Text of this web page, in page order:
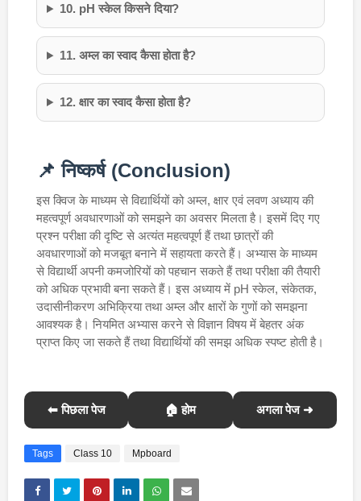
10. pH स्केल किसने दिया?
11. अम्ल का स्वाद कैसा होता है?
12. क्षार का स्वाद कैसा होता है?
📌 निष्कर्ष (Conclusion)
इस क्विज के माध्यम से विद्यार्थियों को अम्ल, क्षार एवं लवण अध्याय की
महत्वपूर्ण अवधारणाओं को समझने का अवसर मिलता है। इसमें दिए गए
प्रश्न परीक्षा की दृष्टि से अत्यंत महत्वपूर्ण हैं तथा छात्रों की
अवधारणाओं को मजबूत बनाने में सहायता करते हैं। अभ्यास के माध्यम
से विद्यार्थी अपनी कमजोरियों को पहचान सकते हैं तथा परीक्षा की तैयारी
को अधिक प्रभावी बना सकते हैं। इस अध्याय में pH स्केल, संकेतक,
उदासीनीकरण अभिक्रिया तथा अम्ल और क्षारों के गुणों को समझना
आवश्यक है। नियमित अभ्यास करने से विज्ञान विषय में बेहतर अंक
प्राप्त किए जा सकते हैं तथा विद्यार्थियों की समझ अधिक स्पष्ट होती है।
⬅ पिछला पेज 🏠 होम अगला पेज ➜
Tags Class 10 Mpboard